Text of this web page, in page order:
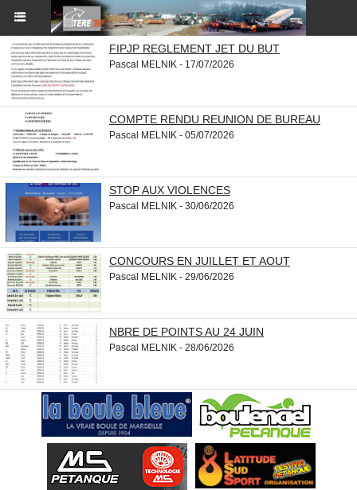
FIPJP REGLEMENT JET DU BUT
Pascal MELNIK - 17/07/2026
COMPTE RENDU REUNION DE BUREAU
Pascal MELNIK - 05/07/2026
STOP AUX VIOLENCES
Pascal MELNIK - 30/06/2026
CONCOURS EN JUILLET ET AOUT
Pascal MELNIK - 29/06/2026
NBRE DE POINTS AU 24 JUIN
Pascal MELNIK - 28/06/2026